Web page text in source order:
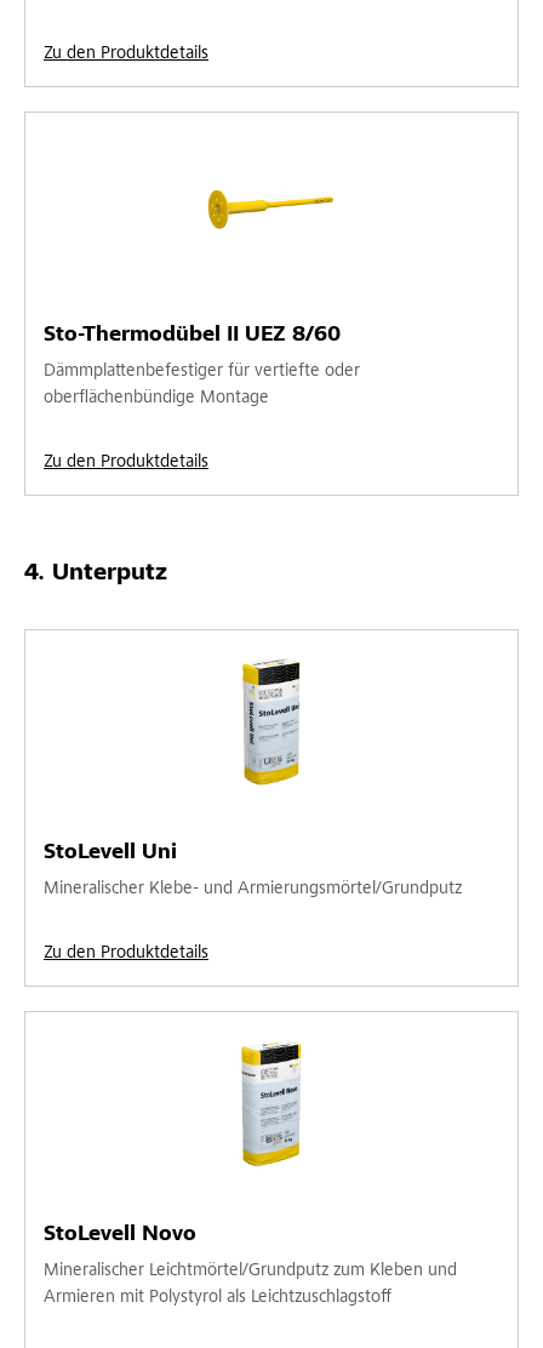
Zu den Produktdetails
Sto-Thermodübel II UEZ 8/60
Dämmplattenbefestiger für vertiefte oder
oberflächenbündige Montage
Zu den Produktdetails
Unterputz
StoLevell Uni
Mineralischer Klebe- und Armierungsmörtel/Grundputz
Zu den Produktdetails
StoLevell Novo
Mineralischer Leichtmörtel/Grundputz zum Kleben und
Armieren mit Polystyrol als Leichtzuschlagstoff